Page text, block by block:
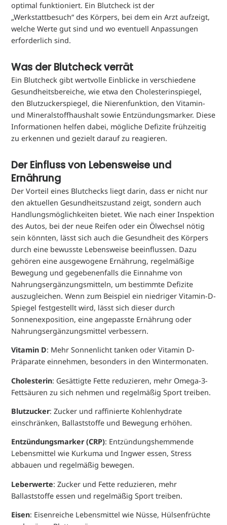
optimal funktioniert. Ein Blutcheck ist der
„Werkstattbesuch“ des Körpers, bei dem ein Arzt aufzeigt,
welche Werte gut sind und wo eventuell Anpassungen
erforderlich sind.
Was der Blutcheck verrät
Ein Blutcheck gibt wertvolle Einblicke in verschiedene
Gesundheitsbereiche, wie etwa den Cholesterinspiegel,
den Blutzuckerspiegel, die Nierenfunktion, den Vitamin-
und Mineralstoffhaushalt sowie Entzündungsmarker. Diese
Informationen helfen dabei, mögliche Defizite frühzeitig
zu erkennen und gezielt darauf zu reagieren.
Der Einfluss von Lebensweise und
Ernährung
Der Vorteil eines Blutchecks liegt darin, dass er nicht nur
den aktuellen Gesundheitszustand zeigt, sondern auch
Handlungsmöglichkeiten bietet. Wie nach einer Inspektion
des Autos, bei der neue Reifen oder ein Ölwechsel nötig
sein könnten, lässt sich auch die Gesundheit des Körpers
durch eine bewusste Lebensweise beeinflussen. Dazu
gehören eine ausgewogene Ernährung, regelmäßige
Bewegung und gegebenenfalls die Einnahme von
Nahrungsergänzungsmitteln, um bestimmte Defizite
auszugleichen. Wenn zum Beispiel ein niedriger Vitamin-D-
Spiegel festgestellt wird, lässt sich dieser durch
Sonnenexposition, eine angepasste Ernährung oder
Nahrungsergänzungsmittel verbessern.
Vitamin D: Mehr Sonnenlicht tanken oder Vitamin D-
Präparate einnehmen, besonders in den Wintermonaten.
Cholesterin: Gesättigte Fette reduzieren, mehr Omega-3-
Fettsäuren zu sich nehmen und regelmäßig Sport treiben.
Blutzucker: Zucker und raffinierte Kohlenhydrate
einschränken, Ballaststoffe und Bewegung erhöhen.
Entzündungsmarker (CRP): Entzündungshemmende
Lebensmittel wie Kurkuma und Ingwer essen, Stress
abbauen und regelmäßig bewegen.
Leberwerte: Zucker und Fette reduzieren, mehr
Ballaststoffe essen und regelmäßig Sport treiben.
Eisen: Eisenreiche Lebensmittel wie Nüsse, Hülsenfrüchte